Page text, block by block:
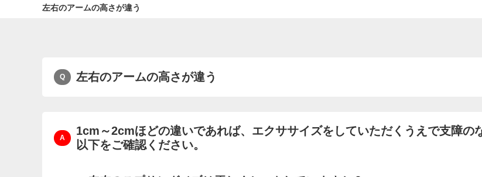
左右のアームの高さが違う
左右のアームの高さが違う
1cm～2cmほどの違いであれば、エクササイズをしていただくうえで支障の
以下をご確認ください。